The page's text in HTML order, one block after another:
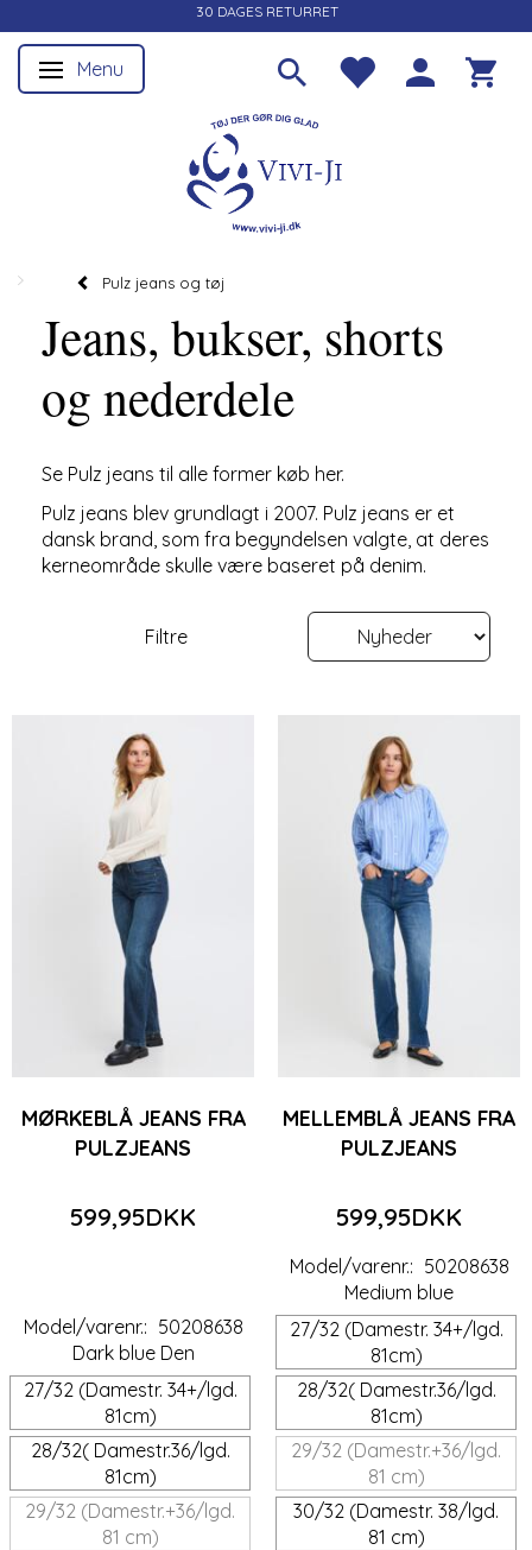
30 DAGES RETURRET
Skifte navigation
Menu
Pulz jeans og tøj
Jeans, bukser, shorts
og nederdele
Se Pulz jeans til alle former køb her.
Pulz jeans blev grundlagt i 2007. Pulz jeans er et
dansk brand, som fra begyndelsen valgte, at deres
kerneområde skulle være baseret på denim.
Filtre
MØRKEBLÅ JEANS FRA
PULZJEANS
599,95DKK
Model/varenr.: 50208638
Dark blue Den
27/32 (Damestr. 34+/lgd.
81cm)
28/32( Damestr.36/lgd.
81cm)
29/32 (Damestr.+36/lgd.
81 cm)
MELLEMBLÅ JEANS FRA
PULZJEANS
599,95DKK
Model/varenr.: 50208638
Medium blue
27/32 (Damestr. 34+/lgd.
81cm)
28/32( Damestr.36/lgd.
81cm)
29/32 (Damestr.+36/lgd.
81 cm)
30/32 (Damestr. 38/lgd.
81 cm)